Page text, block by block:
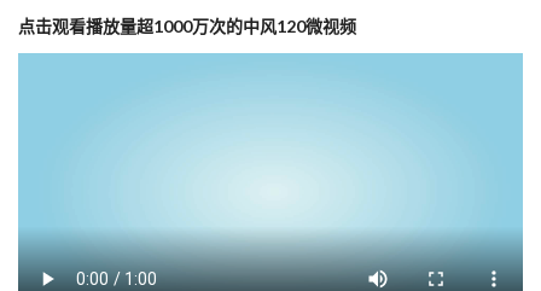
点击观看播放量超1000万次的中风120微视频